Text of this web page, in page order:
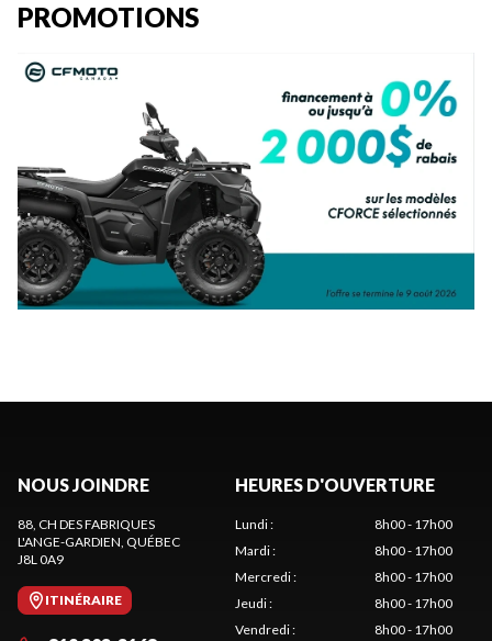
PROMOTIONS
NOUS JOINDRE
88, CH DES FABRIQUES
L'ANGE-GARDIEN, QUÉBEC
J8L 0A9
ITINÉRAIRE
HEURES D'OUVERTURE
Lundi:
8h00 - 17h00
Mardi:
8h00 - 17h00
Mercredi:
8h00 - 17h00
Jeudi:
8h00 - 17h00
Vendredi: 8h00 - 17h00